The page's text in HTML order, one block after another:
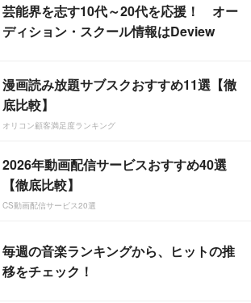
芸能界を志す10代～20代を応援！ オー
ディション・スクール情報はDeview
漫画読み放題サブスクおすすめ11選【徹
底比較】
オリコン顧客満足度ランキング
2026年動画配信サービスおすすめ40選
【徹底比較】
CS動画配信サービス20選
毎週の音楽ランキングから、ヒットの推
移をチェック！